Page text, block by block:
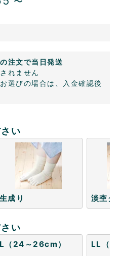
注文で当日発送
れません
選びの場合は、入金確認後
い
生成り 淡杢グ
い
L（24～26cm） LL（